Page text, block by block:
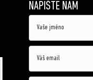
NAPIŠTE NÁM